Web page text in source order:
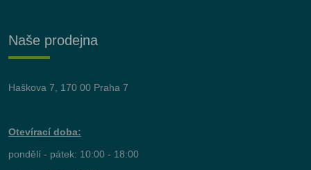
Naše prodejna
Haškova 7, 170 00 Praha 7
Otevírací doba:
pondělí - pátek: 10:00 - 18:00